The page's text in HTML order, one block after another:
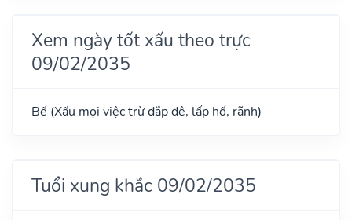
Xem ngày tốt xấu theo trực
09/02/2035
Bế (Xấu mọi việc trừ đắp đê, lấp hố, rãnh)
Tuổi xung khắc 09/02/2035